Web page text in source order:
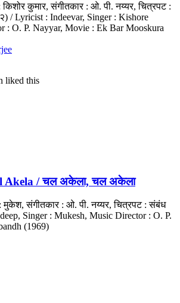
किशोर कुमार, संगीतकार : ओ. पी. नय्यर, चित्रपट :
/ Lyricist : Indeevar, Singer : Kishore
: O. P. Nayyar, Movie : Ek Bar Mooskura
liked this
Akela / चल अकेला, चल अकेला
: मुकेश, संगीतकार : ओ. पी. नय्यर, चित्रपट : संबंध
Singer : Mukesh, Music Director : O. P.
(1969)